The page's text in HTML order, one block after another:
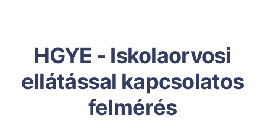
HGYE - Iskolaorvosi
ellátással kapcsolatos
felmérés